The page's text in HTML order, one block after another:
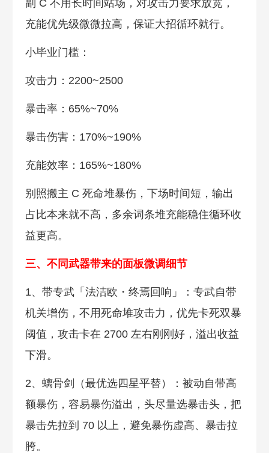
副 C 不用长时间站场，对攻击力要求放宽，
充能优先级微微拉高，保证大招循环就行。
小毕业门槛：
攻击力：2200~2500
暴击率：65%~70%
暴击伤害：170%~190%
充能效率：165%~180%
别照搬主 C 死命堆暴伤，下场时间短，输出
占比本来就不高，多余词条堆充能稳住循环收
益更高。
三、不同武器带来的面板微调细节
1、带专武「法洁欧・终焉回响」：专武自带
机关增伤，不用死命堆攻击力，优先卡死双暴
阈值，攻击卡在 2700 左右刚刚好，溢出收益
下滑。
2、螭骨剑（最优选四星平替）：被动自带高
额暴伤，容易暴伤溢出，头尽量选暴击头，把
暴击先拉到 70 以上，避免暴伤虚高、暴击拉
胯。